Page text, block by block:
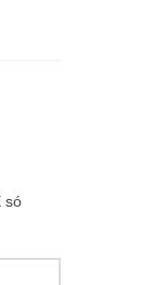
só